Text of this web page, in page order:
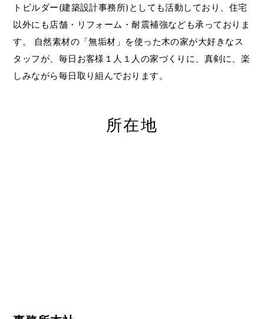
トビルダー(建築設計事務所)としても活動しており、住宅
以外にも店舗・リフォーム・耐震補強なども承っておりま
す。
自然素材の「無垢材」を使った木の家が大好きなス
タッフが、毎日お客様１人１人の家づくりに、真剣に、楽
しみながら毎日取り組んでおります。
所在地